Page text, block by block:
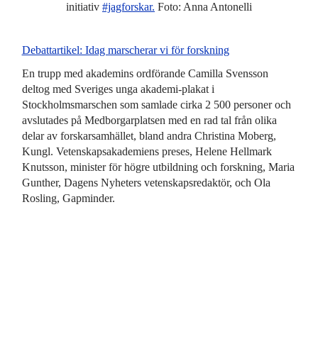
initiativ #jagforskar. Foto: Anna Antonelli
Debattartikel: Idag marscherar vi för forskning
En trupp med akademins ordförande Camilla Svensson
deltog med Sveriges unga akademi-plakat i
Stockholmsmarschen som samlade cirka 2 500 personer och
avslutades på Medborgarplatsen med en rad tal från olika
delar av forskarsamhället, bland andra Christina Moberg,
Kungl. Vetenskapsakademiens preses, Helene Hellmark
Knutsson, minister för högre utbildning och forskning, Maria
Gunther, Dagens Nyheters vetenskapsredaktör, och Ola
Rosling, Gapminder.